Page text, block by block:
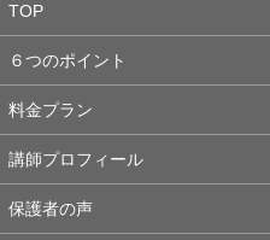
TOP
６つのポイント
料金プラン
講師プロフィール
保護者の声